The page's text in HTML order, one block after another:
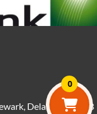
0
Delaware 19713